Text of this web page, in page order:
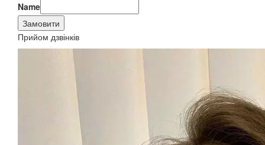
Name
Замовити
Прийом дзвінків